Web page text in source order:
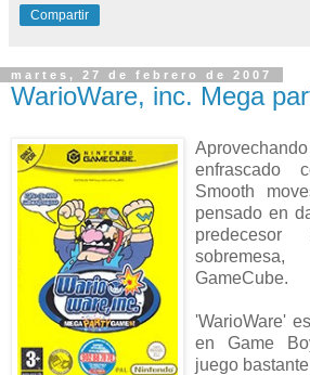
Compartir
martes, 27 de febrero de 2007
WarioWare, inc. Mega
enfrascado
Smooth
pensado en
sobremesa,
GameCube.
'WarioWare'
en Game
juego